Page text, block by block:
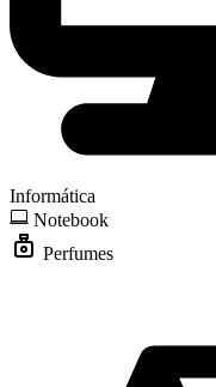
Informática
Notebook
Perfumes